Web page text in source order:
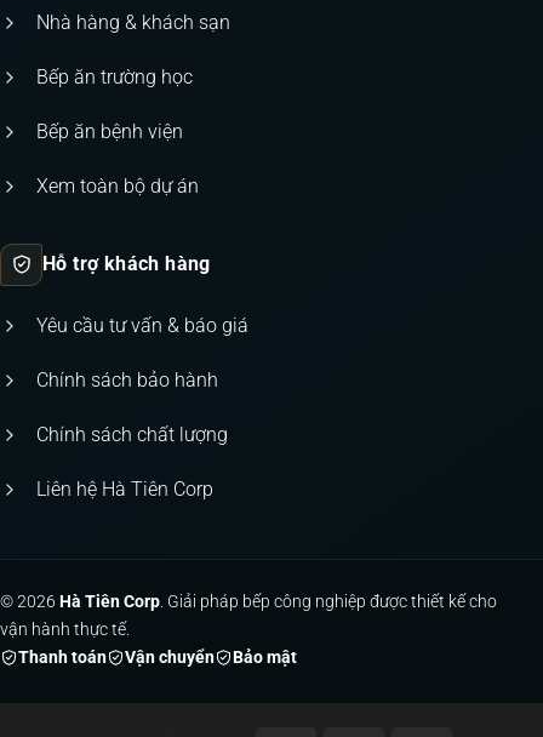
Nhà hàng & khách sạn
Bếp ăn trường học
Bếp ăn bệnh viện
Xem toàn bộ dự án
Hỗ trợ khách hàng
Yêu cầu tư vấn & báo giá
Chính sách bảo hành
Chính sách chất lượng
Liên hệ Hà Tiên Corp
© 2026 Hà Tiên Corp . Giải pháp bếp công nghiệp được thiết kế cho
vận hành thực tế.
Thanh toán
Vận chuyển Bảo mật